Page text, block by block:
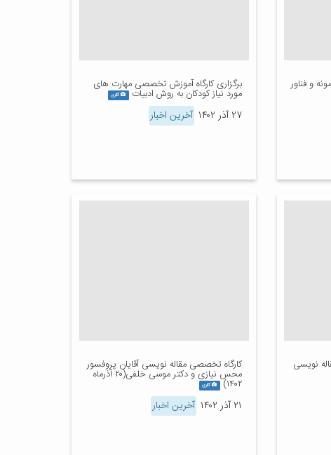
و فناور برگزاری کارگاه آموزش تخصصی مهارت های
مورد نیاز کودکان به روش ادبیات گالری
۲۷ آذر ۱۴۰۲ آخرین اخبار
نویسی کارگاه تخصصی مقاله نویسی آقایان پروفسور
محس نیازی و دکتر موسی خلفی(۲۰ آذرماه
۱۴۰۲) گالری
۲۱ آذر ۱۴۰۲ آخرین اخبار